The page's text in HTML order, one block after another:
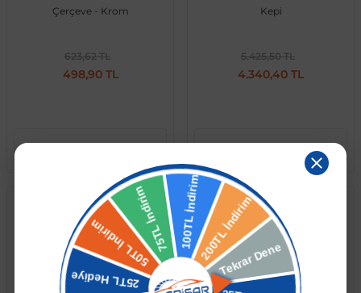
Çerçeve - Krom
623,62 TL
498,90 TL
Sepete Ekle
Kepi
5.425,50 TL
4.340,40 TL
Sepete Ekle
Isuzu Ford